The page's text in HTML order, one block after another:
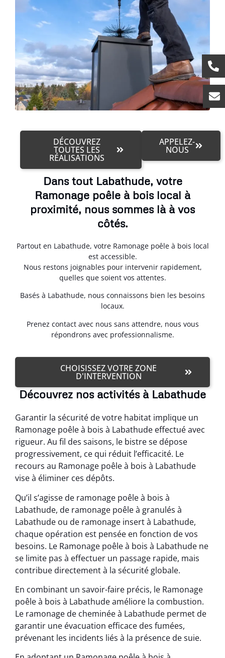
DÉCOUVREZ
TOUTES LES
RÉALISATIONS
APPELEZ-
NOUS
Dans tout Labathude, votre
Ramonage poêle à bois local à
proximité, nous sommes là à vos
côtés.
Partout en Labathude, votre Ramonage poêle à bois local
est accessible.
Nous restons joignables pour intervenir rapidement,
quelles que soient vos attentes.
Basés à Labathude, nous connaissons bien les besoins
locaux.
Prenez contact avec nous sans attendre, nous vous
répondrons avec professionnalisme.
CHOISISSEZ VOTRE ZONE
D'INTERVENTION
Découvrez nos activités à Labathude
Garantir la sécurité de votre habitat implique un
Ramonage poêle à bois à Labathude effectué avec
rigueur. Au fil des saisons, le bistre se dépose
progressivement, ce qui réduit l’efficacité. Le
recours au Ramonage poêle à bois à Labathude
vise à éliminer ces dépôts.
Qu’il s’agisse de ramonage poêle à bois à
Labathude, de ramonage poêle à granulés à
Labathude ou de ramonage insert à Labathude,
chaque opération est pensée en fonction de vos
besoins. Le Ramonage poêle à bois à Labathude ne
se limite pas à effectuer un passage rapide, mais
contribue directement à la sécurité globale.
En combinant un savoir-faire précis, le Ramonage
poêle à bois à Labathude améliore la combustion.
Le ramonage de cheminée à Labathude permet de
garantir une évacuation efficace des fumées,
prévenant les incidents liés à la présence de suie.